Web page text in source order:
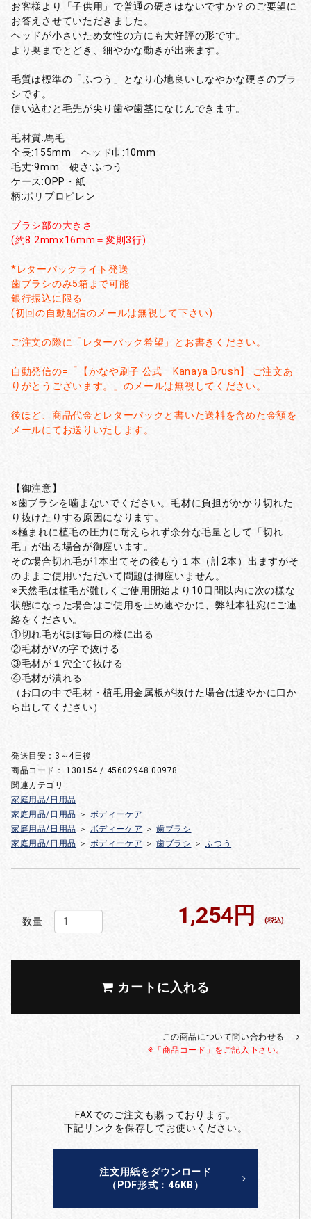
お客様より「子供用」で普通の硬さはないですか？のご要望に
お答えさせていただきました。
ヘッドが小さいため女性の方にも大好評の形です。
より奥までとどき、細やかな動きが出来ます。
毛質は標準の「ふつう」となり心地良いしなやかな硬さのブラ
シです。
使い込むと毛先が尖り歯や歯茎になじんできます。
毛材質:馬毛
全長:155mm ヘッド巾:10mm
毛丈:9mm 硬さ:ふつう
ケース:OPP・紙
柄:ポリプロピレン
ブラシ部の大きさ
(約8.2mmx16mm＝変則3行)
*レターパックライト発送
歯ブラシのみ5箱まで可能
銀行振込に限る
(初回の自動配信のメールは無視して下さい)
ご注文の際に「レターパック希望」とお書きください。
自動発信の=「【かなや刷子 公式 Kanaya Brush】 ご注文あ
りがとうございます。」のメールは無視してください。
後ほど、商品代金とレターパックと書いた送料を含めた金額を
メールにてお送りいたします。
【御注意】
※歯ブラシを噛まないでください。毛材に負担がかかり切れた
り抜けたりする原因になります。
※極まれに植毛の圧力に耐えられず余分な毛量として「切れ
毛」が出る場合が御座います。
その場合切れ毛が1本出てその後もう１本（計2本）出ますがそ
のままご使用いただいて問題は御座いません。
※天然毛は植毛が難しくご使用開始より10日間以内に次の様な
状態になった場合はご使用を止め速やかに、弊社本社宛にご連
絡をください。
①切れ毛がほぼ毎日の様に出る
②毛材がVの字で抜ける
③毛材が１穴全て抜ける
④毛材が潰れる
（お口の中で毛材・植毛用金属板が抜けた場合は速やかに口か
ら出してください）
発送目安：3～4日後
商品コード：130154 / 45602948 00978
関連カテゴリ :
家庭用品/日用品
家庭用品/日用品 ＞ ボディーケア
家庭用品/日用品 ＞ ボディーケア ＞ 歯ブラシ
家庭用品/日用品 ＞ ボディーケア ＞ 歯ブラシ ＞ ふつう
数量 1,254円 (税込)
カートに入れる
この商品について問い合わせる
※「商品コード」をご記入下さい。
FAXでのご注文も賜っております。
下記リンクを保存してお使いください。
注文用紙をダウンロード
（PDF形式：46KB）